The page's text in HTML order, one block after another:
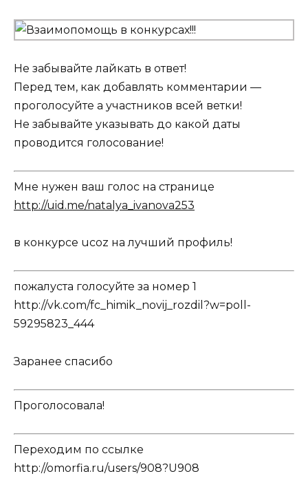
Не забывайте лайкать в ответ!
Перед тем, как добавлять комментарии —
проголосуйте а участников всей ветки!
Не забывайте указывать до какой даты
проводится голосование!
Мне нужен ваш голос на странице
http://uid.me/natalya_ivanova253
в конкурсе ucoz на лучший профиль!
пожалуста голосуйте за номер 1
http://vk.com/fc_himik_novij_rozdil?w=poll-
59295823_444
Заранее спасибо
Проголосовала!
Переходим по ссылке
http://omorfia.ru/users/908?U908